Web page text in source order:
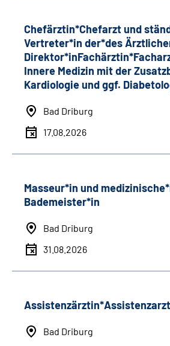
Chefärztin*Chefarzt und
Vertreter*in der*des
Innere Medizin mit der
Kardiologie und ggf.
Bad Driburg
17.08.2026
Masseur*in und
Bademeister*in
Bad Driburg
31.08.2026
Assistenzärztin*Assistenzarzt
Bad Driburg